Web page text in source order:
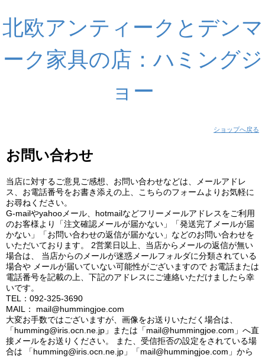
北欧アンティークとデンマ
ーク家具の店：ハミングジ
ョー
ショップへ戻る
お問い合わせ
当店に対するご意見ご感想、お問い合わせなどは、メールアドレ
ス、お電話番号をお書き添えの上、こちらのフォームよりお気軽に
お尋ねください。
G-mailやyahooメール、hotmailなどフリーメールアドレスをご利用
のお客様より「注文確認メールが届かない」「発送完了メールが届
かない」「お問い合わせの返信が届かない」などのお問い合わせを
いただいております。 2営業日以上、当店からメールの返信が無い
場合は、 当店からのメールが迷惑メールフォルダに分類されている
場合や メールが届いていない可能性がございますので お電話または
電話番号を記載の上、下記のアドレスにご連絡いただけましたら幸
いです。
TEL：092-325-3690
MAIL： mail@hummingjoe.com
大変お手数ではございますが、画像をお送りいただく場合は、
「humming@iris.ocn.ne.jp」または「mail@hummingjoe.com」へ直
接メールをお送りください。 また、受信拒否の設定をされている場
合は 「humming@iris.ocn.ne.jp」「mail@hummingjoe.com」から